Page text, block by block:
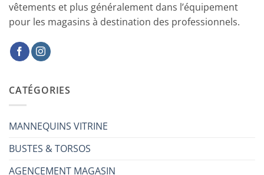
vêtements et plus généralement dans l’équipement
pour les magasins à destination des professionnels.
CATÉGORIES
MANNEQUINS VITRINE
BUSTES & TORSOS
AGENCEMENT MAGASIN